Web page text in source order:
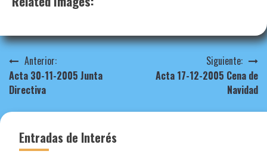
Navegación
de
entradas
Anterior:
Acta 30-11-2005 Junta
Directiva
Siguiente:
Acta 17-12-2005 Cena de
Navidad
Entradas de Interés